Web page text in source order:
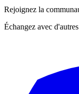
Rejoignez la
Échangez avec